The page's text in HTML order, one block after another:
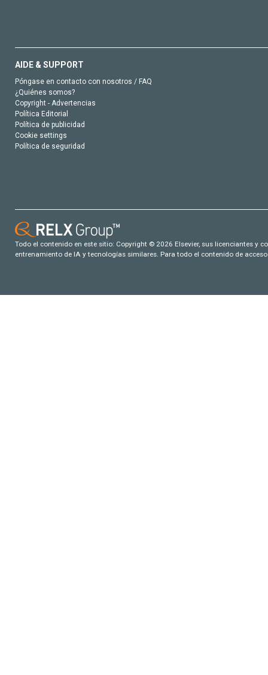
AIDE & SUPPORT
Póngase en contacto con nosotros / FAQ
¿Quiénes somos?
Copyright - Advertencias
Política Editorial
Política de publicidad
Cookie settings
Política de seguridad
Todo el contenido en este sitio: Copyright © 2026 Elsevier, sus licenciantes y
entrenamiento de IA y tecnologías similares. Para todo el contenido de